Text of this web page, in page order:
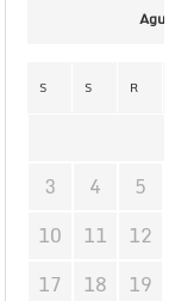
S S R
3 4 5
10
11 12
17
18 19